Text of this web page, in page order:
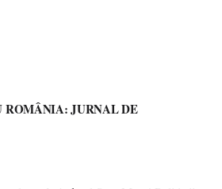
ROMÂNIA: JURNAL DE